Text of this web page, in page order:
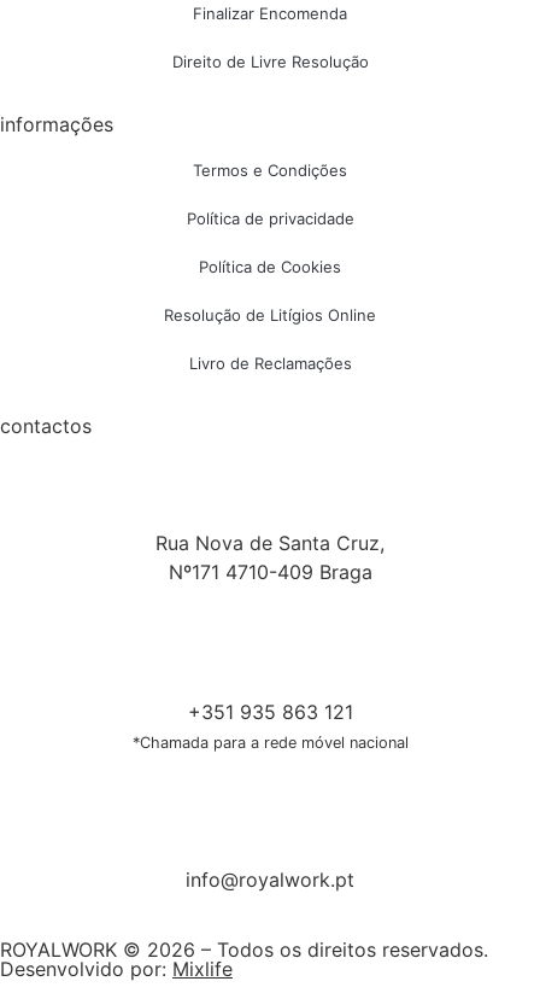
Finalizar Encomenda
Direito de Livre Resolução
informações
Termos e Condições
Política de privacidade
Política de Cookies
Resolução de Litígios Online
Livro de Reclamações
contactos
Rua Nova de Santa Cruz,
Nº171 4710-409 Braga
+351 935 863 121
*Chamada para a rede móvel nacional
info@royalwork.pt
ROYALWORK © 2026 – Todos os direitos reservados.
Desenvolvido por: Mixlife